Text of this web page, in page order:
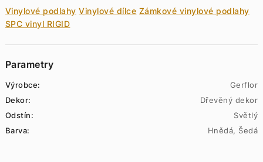
Vinylové podlahy Vinylové dílce Zámkové vinylové podlahy
SPC vinyl RIGID
Parametry
Výrobce:
Gerflor
Dekor:
Dřevěný dekor
Odstín:
Světlý
Barva:
Hnědá, Šedá